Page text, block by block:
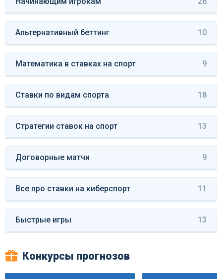
Альтернативный беттинг 10
Математика в ставках на спорт 9
Ставки по видам спорта 18
Стратегии ставок на спорт 13
Договорные матчи 9
Все про ставки на киберспорт 11
Быстрые игры 13
Конкурсы прогнозов